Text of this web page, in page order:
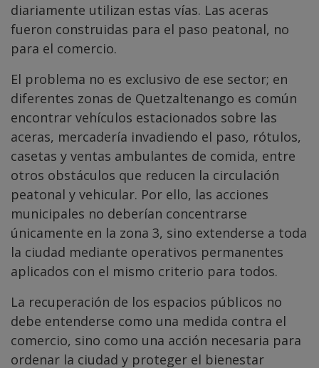
diariamente utilizan estas vías. Las aceras
fueron construidas para el paso peatonal, no
para el comercio.
El problema no es exclusivo de ese sector; en
diferentes zonas de Quetzaltenango es común
encontrar vehículos estacionados sobre las
aceras, mercadería invadiendo el paso, rótulos,
casetas y ventas ambulantes de comida, entre
otros obstáculos que reducen la circulación
peatonal y vehicular. Por ello, las acciones
municipales no deberían concentrarse
únicamente en la zona 3, sino extenderse a toda
la ciudad mediante operativos permanentes
aplicados con el mismo criterio para todos.
La recuperación de los espacios públicos no
debe entenderse como una medida contra el
comercio, sino como una acción necesaria para
ordenar la ciudad y proteger el bienestar